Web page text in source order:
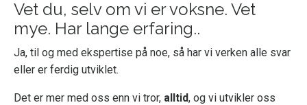
Vet du, selv om vi er voksne. Vet
mye. Har lange erfaring..
Ja, til og med ekspertise på noe, så har vi verken alle svar
eller er ferdig utviklet.
Det er mer med oss enn vi tror, alltid, og vi utvikler oss